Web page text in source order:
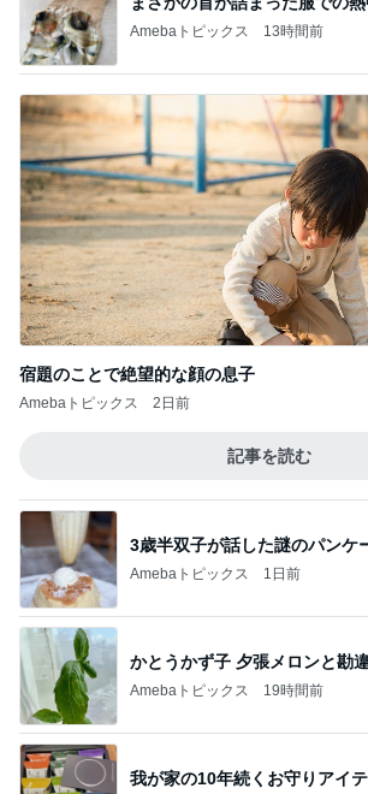
宿題のことで絶望的な顔の息子
Amebaトピックス 2日前
記事を読む
Amebaトピックス 1日前
かとうかず子 夕張メロンと勘
Amebaトピックス 19時間前
我が家の10年続くお守りアイ
Amebaトピックス 1日前
ありがたい大きいサイズの飲む